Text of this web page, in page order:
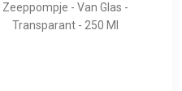
Zeeppompje - Van Glas -
Transparant - 250 Ml